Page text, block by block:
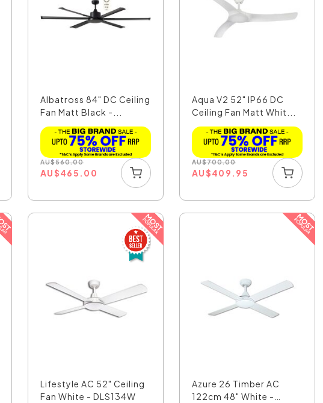
Albatross 84" DC Ceiling
Fan Matt Black -...
AU$560.00
AU$465.00
Aqua V2 52" IP66 DC
Ceiling Fan Matt Whit...
AU$700.00
AU$409.95
Lifestyle AC 52" Ceiling
Fan White - DLS134W
Azure 26 Timber AC
122cm 48" White -